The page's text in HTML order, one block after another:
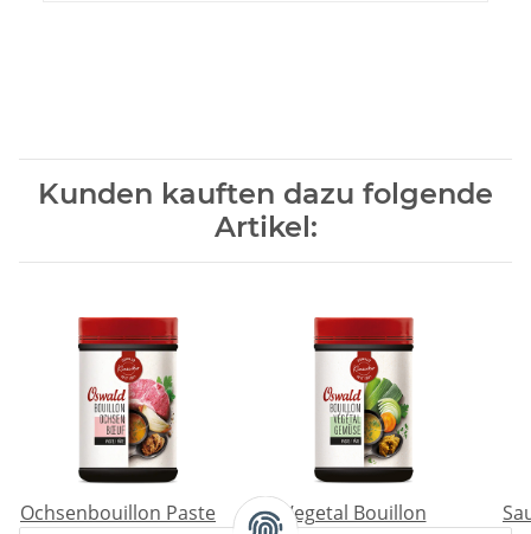
Kunden kauften dazu folgende
Artikel:
Ochsenbouillon Paste
Vegetal Bouillon